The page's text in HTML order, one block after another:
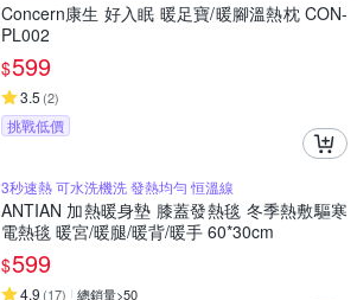
Concern康生 好入眠 暖足寶/暖腳溫熱枕 CON-
PL002
$599
3.5 (2)
挑戰低價
3秒速熱 可水洗機洗 發熱均勻 恒溫線
ANTIAN 加熱暖身墊 膝蓋發熱毯 冬季熱敷驅寒
電熱毯 暖宮/暖腿/暖背/暖手 60*30cm
$599
4.9 (17) 總銷量>50